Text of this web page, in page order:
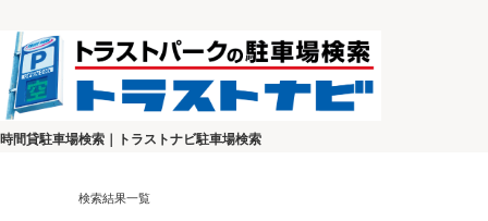
時間貸駐車場検索｜トラストナビ駐車場検索
検索結果一覧